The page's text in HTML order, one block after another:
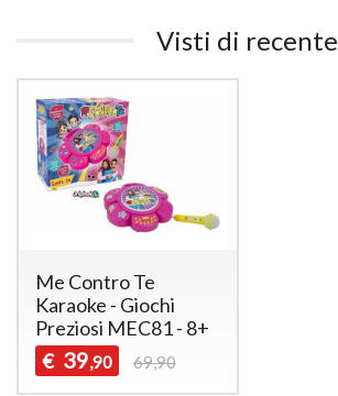
Visti di recente
Me Contro Te
Karaoke - Giochi
Preziosi MEC81 - 8+
€ 39,90 69,90